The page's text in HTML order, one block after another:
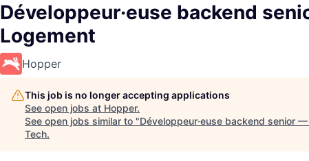
Développeur·euse backend
Logement
Hopper
This job is no longer accepting applications
See open jobs at Hopper.
See open jobs similar to "Développeur·euse backend senior
Tech.